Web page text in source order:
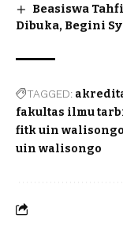
Beasiswa
Dibuka, Begini
TAGGED:
fakultas ilmu
fitk uin walisongo
uin walisongo